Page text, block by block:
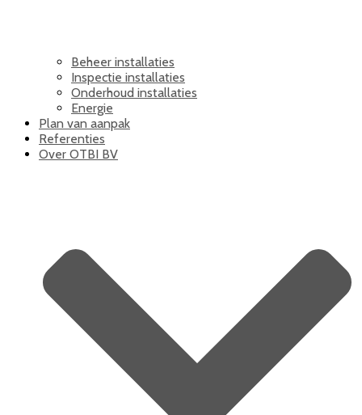
Beheer installaties
Inspectie installaties
Onderhoud installaties
Energie
Plan van aanpak
Referenties
Over OTBI BV